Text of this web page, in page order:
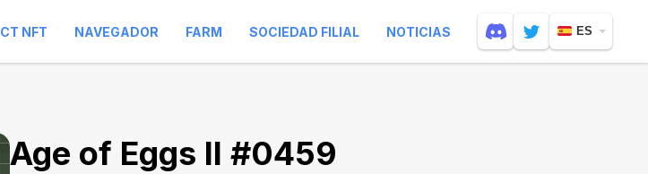
CT NFT NAVEGADOR FARM SOCIEDAD FILIAL NOTICIAS ES
Age of Eggs II #0459